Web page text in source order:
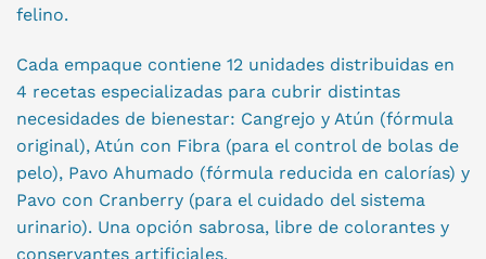
felino.
Cada empaque contiene 12 unidades distribuidas en
4 recetas especializadas para cubrir distintas
necesidades de bienestar: Cangrejo y Atún (fórmula
original), Atún con Fibra (para el control de bolas de
pelo), Pavo Ahumado (fórmula reducida en calorías) y
Pavo con Cranberry (para el cuidado del sistema
urinario). Una opción sabrosa, libre de colorantes y
conservantes artificiales.